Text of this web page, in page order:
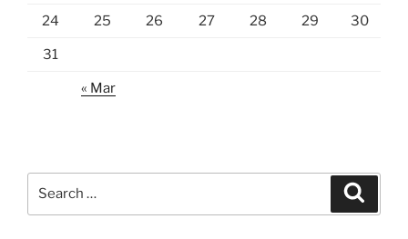
24 25 26 27 28 29 30
31
« Mar